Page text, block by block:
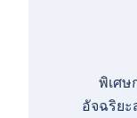
พิเศษ
อัจฉริยะ